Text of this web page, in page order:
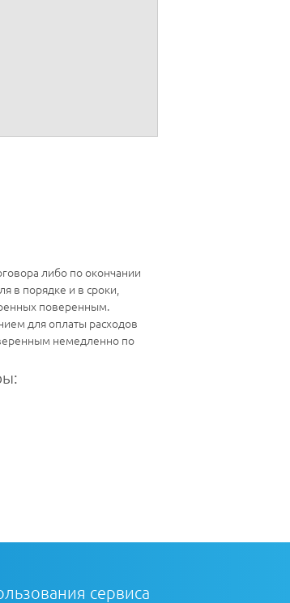
либо по окончании
в порядке и в сроки,
поверенным.
для оплаты расходов
немедленно по
сервиса